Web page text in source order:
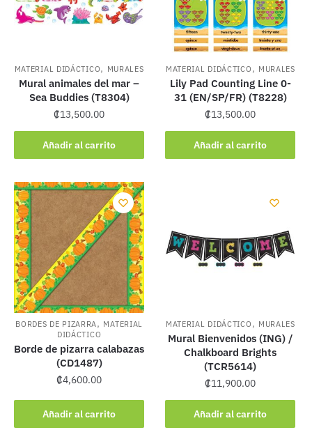
MATERIAL DIDÁCTICO, MURALES
Mural animales del mar –
Sea Buddies (T8304)
₡13,500.00
Añadir al carrito
MATERIAL DIDÁCTICO , MURALES
Lily Pad Counting Line 0-
31 (EN/SP/FR) (T8228)
₡13,500.00
Añadir al carrito
BORDES DE PIZARRA, MATERIAL
DIDÁCTICO
Borde de pizarra calabazas
(CD1487)
₡4,600.00
Añadir al carrito
MATERIAL DIDÁCTICO , MURALES
Mural Bienvenidos (ING) /
Chalkboard Brights
(TCR5614)
₡11,900.00
Añadir al carrito